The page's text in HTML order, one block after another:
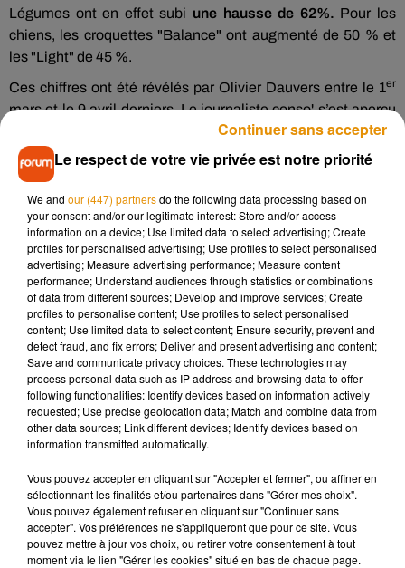
Légumes ont en effet subi une hausse de 62%. Pour les
chiens, les croquettes "Balance" ont augmenté de 50 % et
les "Light" de 45 %.
Ces chiffres ont été révélés par Olivier Dauvers entre le 1er
mars et le 9 avril derniers. Le journaliste conso' s’est aperçu
que les paquets avaient diminué. Exemple justement avec le
paquet « Light », qui est passé de 4 à 3 kilosalors que son
prix a augmenté de 70 centimes.
Pour se dédouaner, l’industriel Friskies a récemment déclaré
BFMqu’il était obligé de faire de la shrinkflation
préserver la qualité de ses produits, suite à l’augmentation
des coûts de production.
Alors excuse valable, ou pas ? Chacun jugera.
Musique
6 août 2026
Pomme emprunte le décor de l’émission
« Loups Garous » pour son...
Le respect de votre vie privée est notre priorité
We and our (447) partnersdo the following data processing based on
your consent and/or our legitimate interest: Store and/or access
information on a device; Use limited data to select advertising; Create
profiles for personalised advertising; Use profiles to select personalised
advertising; Measure advertising performance; Measure content
performance; Understand audiences through statistics or combinations
of data from different sources; Develop and improve services; Create
profiles to personalise content; Use profiles to select personalised
content; Use limited data to select content; Ensure security, prevent and
detect fraud, and fix errors; Deliver and present advertising and content;
Save and communicate privacy choices. These technologies may
process personal data such as IP address and browsing data to offer
following functionalities: Identify devices based on information actively
requested; Use precise geolocation data; Match and combine data from
other data sources; Link different devices; Identify devices based on
information transmitted automatically.
Vous pouvez accepter en cliquant sur "Accepter et fermer", ou affiner en
sélectionnant les finalités et/ou partenaires dans "Gérer mes choix".
Vous pouvez également refuser en cliquant sur "Continuer sans
accepter". Vos préférences ne s'appliqueront que pour ce site. Vous
pouvez mettre à jour vos choix, ou retirer votre consentement à tout
moment via le lien "Gérer les cookies" situé en bas de chaque page.
Continuer sans accepter